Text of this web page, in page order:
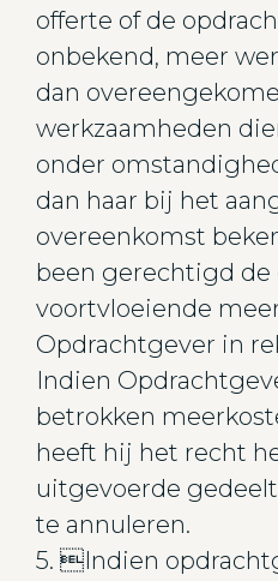
offerte of de
onbekend, meer
dan
werkzaamheden
onder
dan haar bij het
overeenkomst
been gerechtigd de
voortvloeiende
Opdrachtgever in
Indien
betrokken
heeft hij het recht
uitgevoerde
te annuleren.
5. Indien